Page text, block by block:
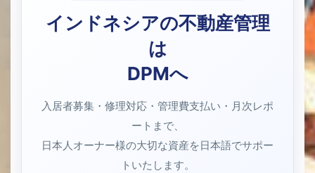
インドネシアの不動産管理
は
DPMへ
入居者募集・修理対応・管理費支払い・月次レポ
ートまで、
日本人オーナー様の大切な資産を日本語でサポー
トいたします。